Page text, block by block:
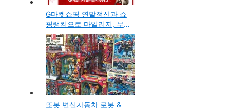
G마켓쇼핑 연말정산과 쇼
핑랭킹으로 마일리지, 무
료쿠폰, 다양한 이벤트에
참여하세요!
또봇 변신자동차 로봇 &